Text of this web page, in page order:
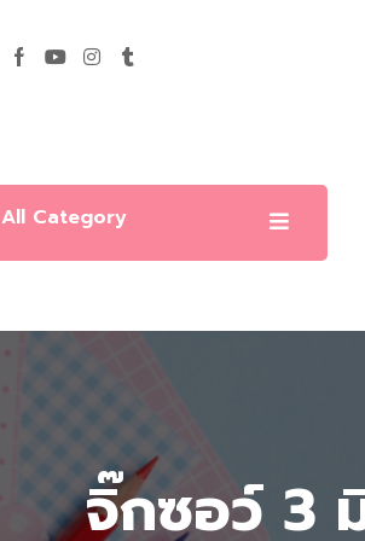
All Category
จิ๊กซอว์ 3